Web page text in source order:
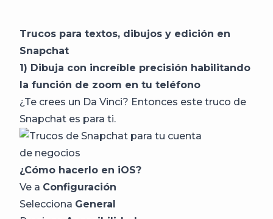
Trucos para textos, dibujos y edición en
Snapchat
1) Dibuja con increíble precisión habilitando
la función de zoom en tu teléfono
¿Te crees un Da Vinci? Entonces este truco de
Snapchat es para ti.
¿Cómo hacerlo en iOS?
Ve a Configuración
Selecciona General